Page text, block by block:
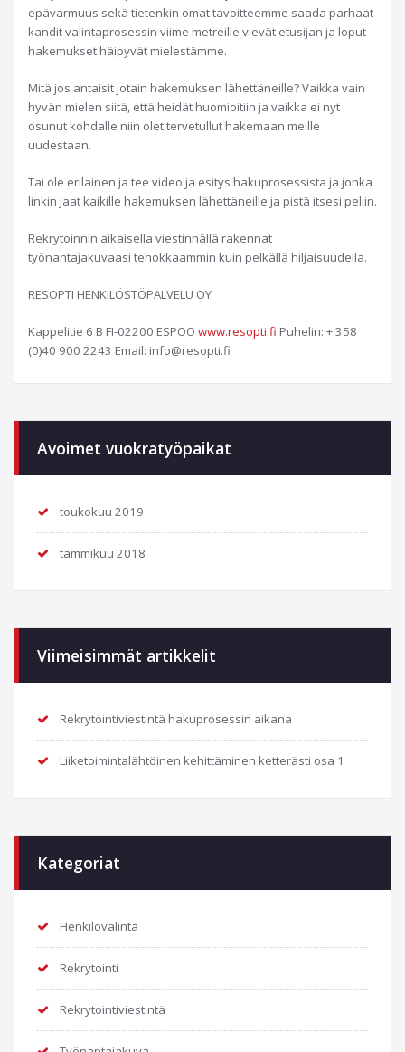
epävarmuus sekä tietenkin omat tavoitteemme saada parhaat
kandit valintaprosessin viime metreille vievät etusijan ja loput
hakemukset häipyvät mielestämme.
Mitä jos antaisit jotain hakemuksen lähettäneille? Vaikka vain
hyvän mielen siitä, että heidät huomioitiin ja vaikka ei nyt
osunut kohdalle niin olet tervetullut hakemaan meille
uudestaan.
Tai ole erilainen ja tee video ja esitys hakuprosessista ja jonka
linkin jaat kaikille hakemuksen lähettäneille ja pistä itsesi peliin.
Rekrytoinnin aikaisella viestinnällä rakennat
työnantajakuvaasi tehokkaammin kuin pelkällä hiljaisuudella.
RESOPTI HENKILÖSTÖPALVELU OY
Kappelitie 6 B FI-02200 ESPOO www.resopti.fi Puhelin: + 358
(0)40 900 2243 Email: info@resopti.fi
Avoimet vuokratyöpaikat
toukokuu 2019
tammikuu 2018
Viimeisimmät artikkelit
Rekrytointiviestintä hakuprosessin aikana
Liiketoimintalähtöinen kehittäminen ketterästi osa 1
Kategoriat
Henkilövalinta
Rekrytointi
Rekrytointiviestintä